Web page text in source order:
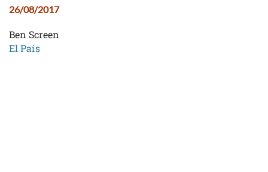
26/08/2017
Ben Screen
El País